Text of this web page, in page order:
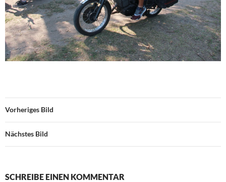
Vorheriges Bild
Nächstes Bild
SCHREIBE EINEN KOMMENTAR